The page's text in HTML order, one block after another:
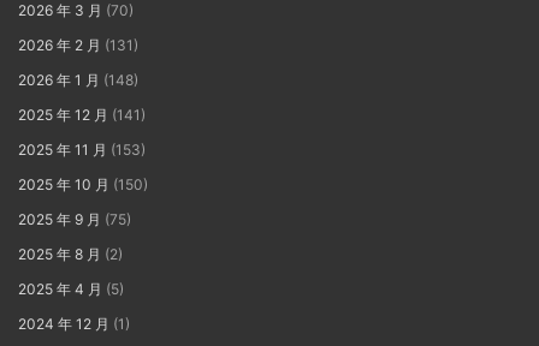
2026 年 3 月 (70)
2026 年 2 月 (131)
2026 年 1 月 (148)
2025 年 12 月 (141)
2025 年 11 月 (153)
2025 年 10 月 (150)
2025 年 9 月 (75)
2025 年 8 月 (2)
2025 年 4 月 (5)
2024 年 12 月 (1)